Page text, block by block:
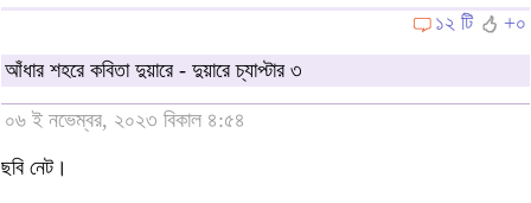
১২ টি
+০
আঁধার শহরে কবিতা দুয়ারে - দুয়ারে চ্যাপ্টার ৩
০৬ ই নভেম্বর, ২০২৩ বিকাল ৪:৫৪
ছবি নেট।